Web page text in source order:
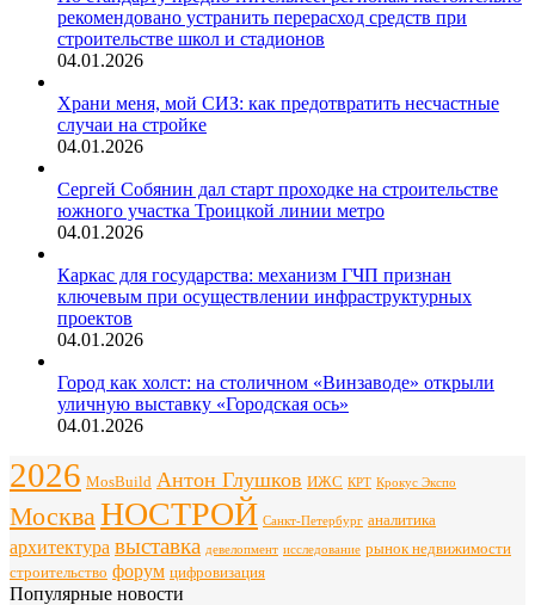
рекомендовано устранить перерасход средств при
строительстве школ и стадионов
04.01.2026
Храни меня, мой СИЗ: как предотвратить несчастные
случаи на стройке
04.01.2026
Сергей Собянин дал старт проходке на строительстве
южного участка Троицкой линии метро
04.01.2026
Каркас для государства: механизм ГЧП признан
ключевым при осуществлении инфраструктурных
проектов
04.01.2026
Город как холст: на столичном «Винзаводе» открыли
уличную выставку «Городская ось»
04.01.2026
2026 MosBuild Антон Глушков ИЖС КРТ Крокус Экспо
Москва НОСТРОЙ Санкт-Петербург аналитика
архитектура выставка девелопмент исследование рынок недвижимости
строительство форум цифровизация
Популярные новости